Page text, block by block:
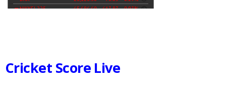
Cricket Score Live